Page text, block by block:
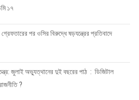
১৭
পর ওসির বিরুদ্ধে ষড়যন্ত্রের প্রতিবাদে
জুলাই অভ্যুত্থানের দুই বছরের পাঠ : ডিজিটাল
?